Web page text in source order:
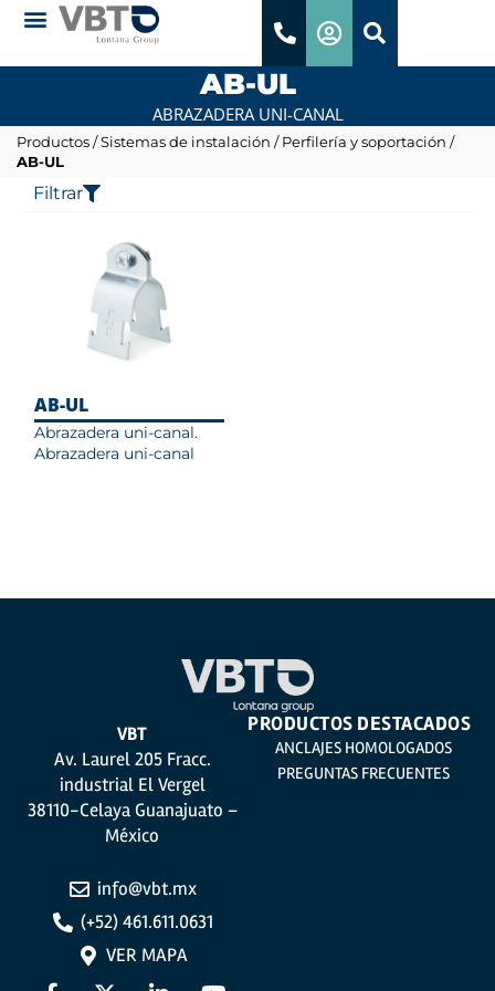
AB-UL
ABRAZADERA UNI-CANAL
Productos/Sistemas de instalación /Perfilería y soportación /
AB-UL
Filtrar
AB-UL
Abrazadera uni-canal.
Abrazadera uni-canal
VBT
Av. Laurel 205 Fracc.
industrial El Vergel
38110-Celaya Guanajuato –
México
info@vbt.mx
(+52) 461.611.0631
VER MAPA
PRODUCTOS DESTACADOS
ANCLAJES HOMOLOGADOS
PREGUNTAS FRECUENTES